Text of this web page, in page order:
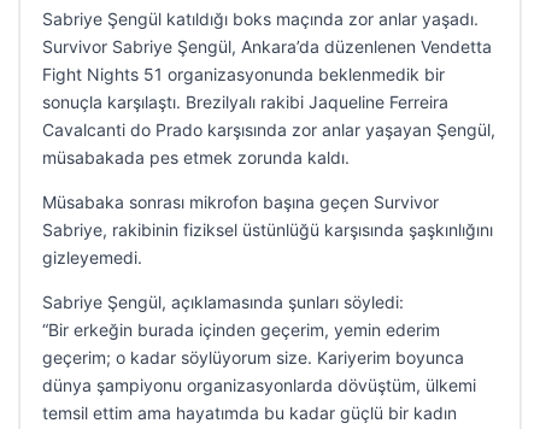
Sabriye Şengül katıldığı boks maçında zor anlar yaşadı.
Survivor Sabriye Şengül, Ankara’da düzenlenen Vendetta
Fight Nights 51 organizasyonunda beklenmedik bir
sonuçla karşılaştı. Brezilyalı rakibi Jaqueline Ferreira
Cavalcanti do Prado karşısında zor anlar yaşayan Şengül,
müsabakada pes etmek zorunda kaldı.
Müsabaka sonrası mikrofon başına geçen Survivor
Sabriye, rakibinin fiziksel üstünlüğü karşısında şaşkınlığını
gizleyemedi.
Sabriye Şengül, açıklamasında şunları söyledi:
“Bir erkeğin burada içinden geçerim, yemin ederim
geçerim; o kadar söylüyorum size. Kariyerim boyunca
dünya şampiyonu organizasyonlarda dövüştüm, ülkemi
temsil ettim ama hayatımda bu kadar güçlü bir kadın